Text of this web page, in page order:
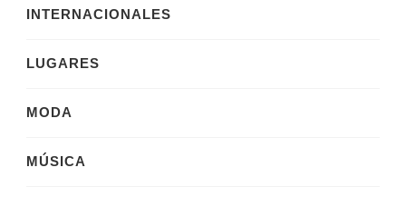
INTERNACIONALES
LUGARES
MODA
MÚSICA